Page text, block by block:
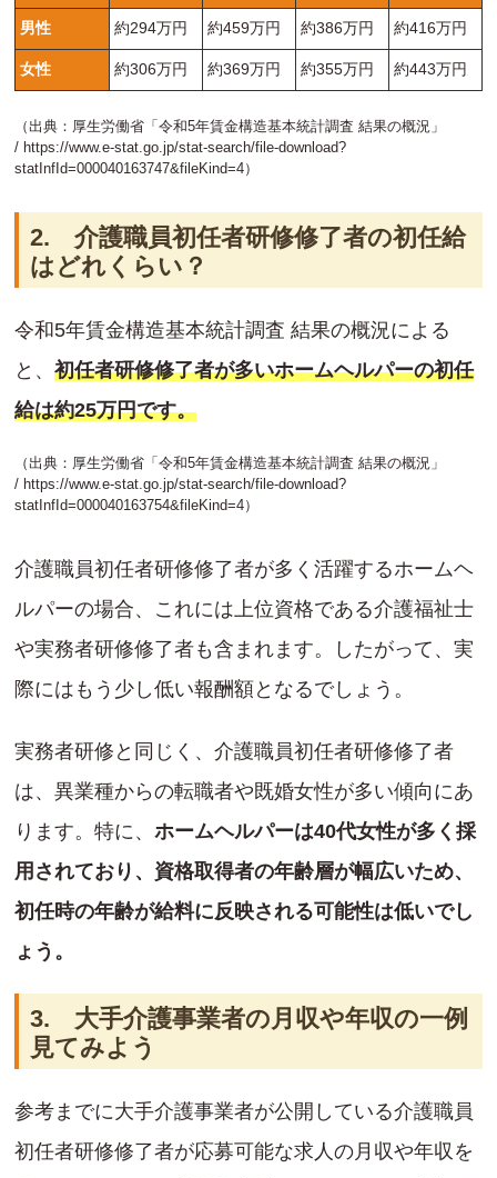
男性 約294万円 約459万円 約386万円 約416万円
女性 約306万円 約369万円 約355万円 約443万円
（出典：厚生労働省「令和5年賃金構造基本統計調査 結果の概況」
/ https://www.e-stat.go.jp/stat-search/file-download?
statInfId=000040163747&fileKind=4）
2. 介護職員初任者研修修了者の初任給
はどれくらい？
令和5年賃金構造基本統計調査 結果の概況による
と、 初任者研修修了者が多いホームヘルパーの初任
給は約25万円です。
（出典：厚生労働省「令和5年賃金構造基本統計調査 結果の概況」
/ https://www.e-stat.go.jp/stat-search/file-download?
statInfId=000040163754&fileKind=4）
介護職員初任者研修修了者が多く活躍するホームヘ
ルパーの場合、これには上位資格である介護福祉士
や実務者研修修了者も含まれます。したがって、実
際にはもう少し低い報酬額となるでしょう。
実務者研修と同じく、介護職員初任者研修修了者
は、異業種からの転職者や既婚女性が多い傾向にあ
ります。特に、 ホームヘルパーは40代女性が多く採
用されており、資格取得者の年齢層が幅広いため、
初任時の年齢が給料に反映される可能性は低いでし
ょう。
3. 大手介護事業者の月収や年収の一例
見てみよう
参考までに大手介護事業者が公開している介護職員
初任者研修修了者が応募可能な求人の月収や年収を